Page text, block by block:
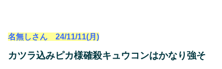
名無しさん 24/11/11(月)
カツラ込みピカ様確殺キュウコンはかなり強そ